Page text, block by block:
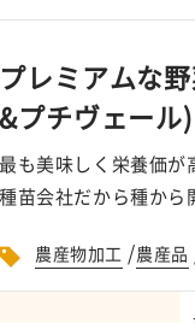
プレミアムな
&プチヴェール)
最も美味しく栄養価が
種苗会社だから種から
農産物加工 /農産品